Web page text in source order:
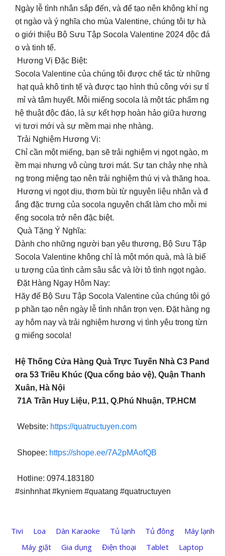
Ngày lễ tình nhân sắp đến, và để tạo nên không khí ng
ọt ngào và ý nghĩa cho mùa Valentine, chúng tôi tự hà
o giới thiệu Bộ Sưu Tập Socola Valentine 2024 độc đá
o và tinh tế.
Hương Vị Đặc Biệt:
Socola Valentine của chúng tôi được chế tác từ những
hạt quả khô tinh tế và được tạo hình thủ công với sự tỉ
mỉ và tâm huyết. Mỗi miếng socola là một tác phẩm ng
hệ thuật độc đáo, là sự kết hợp hoàn hảo giữa hương
vị tươi mới và sự mềm mại nhẹ nhàng.
Trải Nghiệm Hương Vị:
Chỉ cần một miếng, bạn sẽ trải nghiệm vị ngọt ngào, m
ềm mại nhưng vô cùng tươi mát. Sự tan chảy nhẹ nhà
ng trong miệng tạo nên trải nghiệm thú vị và thăng hoa.
Hương vị ngọt dịu, thơm bùi từ nguyên liệu nhân và đ
ắng đặc trưng của socola nguyên chất làm cho mỗi mi
ếng socola trở nên đặc biệt.
Quà Tặng Ý Nghĩa:
Dành cho những người bạn yêu thương, Bộ Sưu Tập
Socola Valentine không chỉ là một món quà, mà là biể
u tượng của tình cảm sâu sắc và lời tỏ tình ngọt ngào.
Đặt Hàng Ngay Hôm Nay:
Hãy để Bộ Sưu Tập Socola Valentine của chúng tôi gó
p phần tạo nên ngày lễ tình nhân trọn vẹn. Đặt hàng ng
ay hôm nay và trải nghiệm hương vị tình yêu trong từn
g miếng socola!
Hệ Thống Cửa Hàng Quà Trực Tuyến Nhà C3 Pand
ora 53 Triều Khúc (Qua cổng bảo vệ), Quận Thanh
Xuân, Hà Nội
71A Trần Huy Liệu, P.11, Q.Phú Nhuận, TP.HCM
Website: https://quatructuyen.com
Shopee: https://shope.ee/7A2pMAofQB
Hotline: 0974.183180
#sinhnhat #kyniem #quatang #quatructuyen
Tivi Loa Dàn Karaoke Tủ lạnh Tủ đông
Máy lạnh
Máy giặt
Gia dụng Điện thoại Tablet Laptop